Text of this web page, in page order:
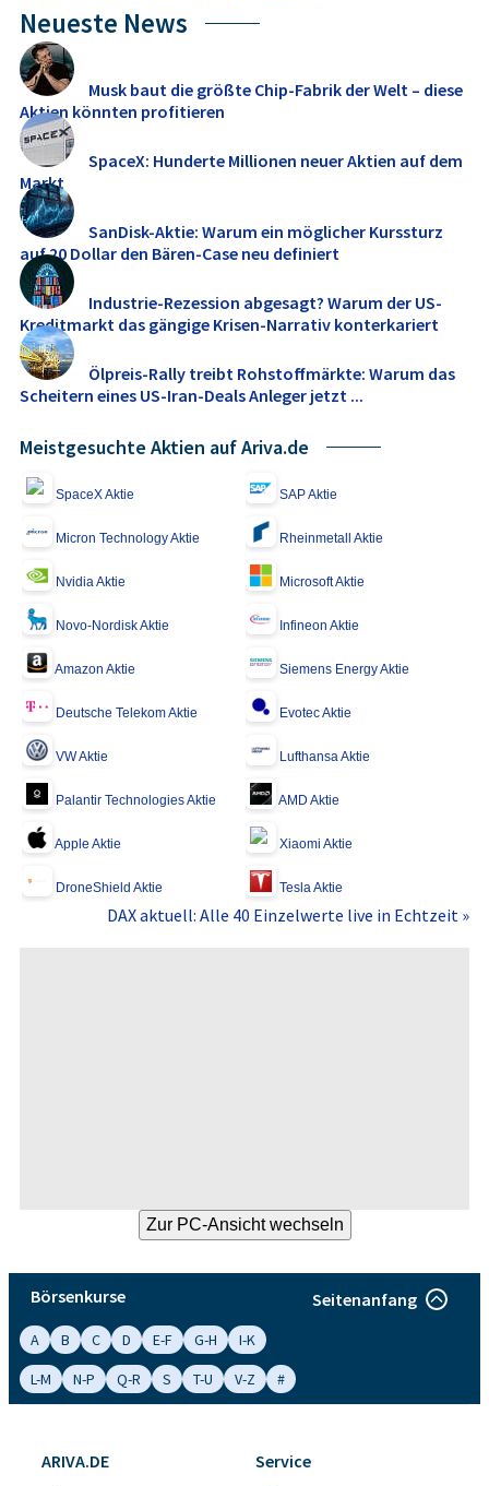
Neueste News
Musk baut die größte Chip-Fabrik der Welt – diese
Aktien könnten profitieren
SpaceX: Hunderte Millionen neuer Aktien auf dem
Markt
SanDisk-Aktie: Warum ein möglicher Kurssturz
auf 20 Dollar den Bären-Case neu definiert
Industrie-Rezession abgesagt? Warum der US-
Kreditmarkt das gängige Krisen-Narrativ konterkariert
Ölpreis-Rally treibt Rohstoffmärkte: Warum das
Scheitern eines US-Iran-Deals Anleger jetzt ...
Meistgesuchte Aktien auf Ariva.de
SpaceX Aktie SAP Aktie
Micron Technology Aktie Rheinmetall Aktie
Nvidia Aktie Microsoft Aktie
Novo-Nordisk Aktie Infineon Aktie
Amazon Aktie Siemens Energy Aktie
Deutsche Telekom Aktie Evotec Aktie
VW Aktie Lufthansa Aktie
Palantir Technologies Aktie AMD Aktie
Apple Aktie Xiaomi Aktie
DroneShield Aktie Tesla Aktie
DAX aktuell: Alle 40 Einzelwerte live in Echtzeit »
Börsenkurse Seitenanfang
A B C D E-F G-H
I-K
L-M
N-P Q-R S T-U V-Z #
ARIVA.DE Service